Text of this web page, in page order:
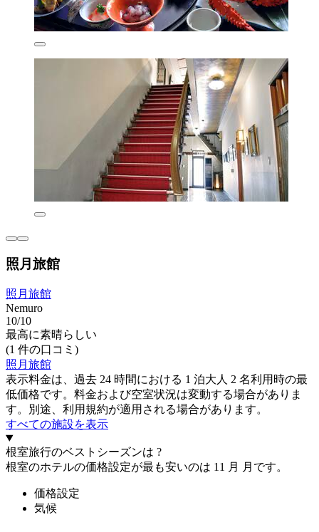
照月旅館
照月旅館
Nemuro
10/10
最高に素晴らしい
(1 件の口コミ)
照月旅館
表示料金は、過去 24 時間における 1 泊大人 2 名利用時の最
低価格です。料金および空室状況は変動する場合がありま
す。別途、利用規約が適用される場合があります。
すべての施設を表示
根室旅行のベストシーズンは ?
根室のホテルの価格設定が最も安いのは 11 月 月です。
価格設定
気候